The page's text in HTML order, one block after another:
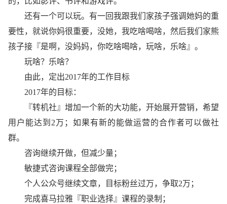
还有一个可以玩。有一回我跟我们家孩子强调她妈的重
要性，就说你妈很重要，没她，我吃啥喝啥，然后我们家熊
孩子接『是啊，没妈妈，你吃啥喝啥，玩啥，乐啥』。
玩啥？乐啥？
由此，定出2017年的工作目标
2017年的目标：
『转机社』增加一个新的大功能，开始展开营销，希望
用户能达到2万；如果有新的能做运营的合作者可以做社
群。
咨询继续开做，但减少量；
敏捷式咨询课程全部做完；
个人公众号继续文章，目标粉丝过万，争取2万；
完成喜马拉雅『职业选择』课程的录制；